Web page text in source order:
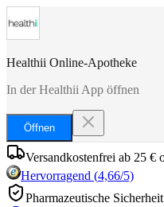
Healthii Online-Apotheke
In der Healthii App öffnen
Öffnen
Versandkostenfrei ab 25 €
Hervorragend (4,66/5)
Pharmazeutische